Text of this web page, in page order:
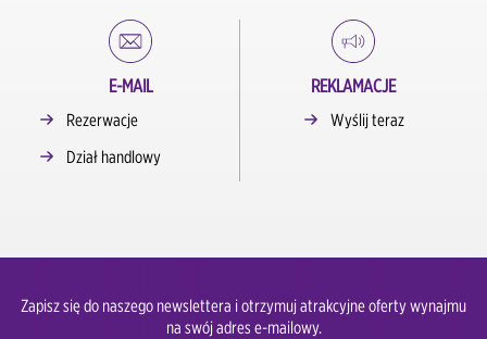
E-MAIL
Rezerwacje
Dział handlowy
REKLAMACJE
Wyślij teraz
Zapisz się do naszego newslettera i otrzymuj atrakcyjne oferty wynajmu
na swój adres e-mailowy.